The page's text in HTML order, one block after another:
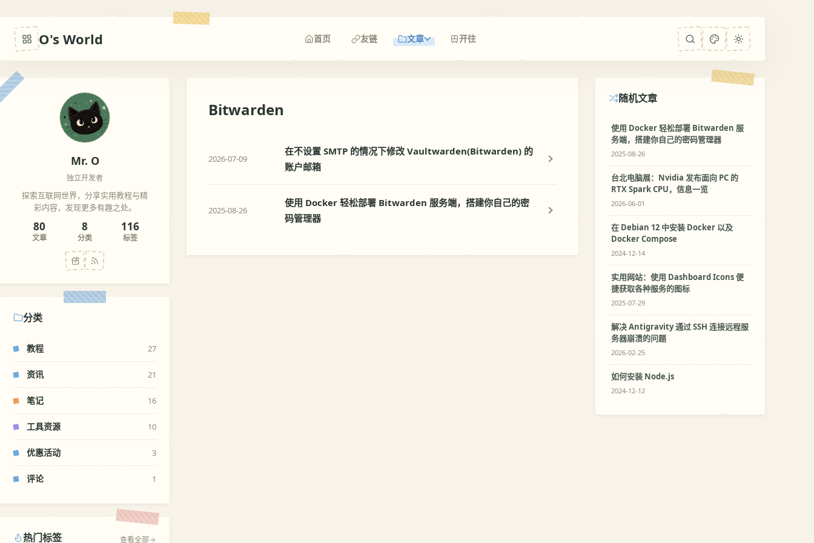
O's World 首页 友链 文章 开往
Mr. O
独立开发者
探索互联网世界，分享实用教程与精
彩内容，发现更多有趣之处。
80
文章
8
分类
116
标签
分类
教程 27
资讯 21
笔记 16
工具资源 10
优惠活动 3
评论 1
热门标签 查看全部
Bitwarden
2026-07-09
在不设置 SMTP 的情况下修改 Vaultwarden(Bitwarden) 的
账户邮箱
2025-08-26
使用 Docker 轻松部署 Bitwarden 服务端，搭建你自己的密
码管理器
随机文章
使用 Docker 轻松部署 Bitwarden 服
务端，搭建你自己的密码管理器
2025-08-26
台北电脑展：Nvidia 发布面向 PC 的
RTX Spark CPU，信息一览
2026-06-01
在 Debian 12 中安装 Docker 以及
Docker Compose
2024-12-14
实用网站：使用 Dashboard Icons 便
捷获取各种服务的图标
2025-07-29
解决 Antigravity 通过 SSH 连接远程服
务器崩溃的问题
2026-02-25
如何安装 Node.js
2024-12-12